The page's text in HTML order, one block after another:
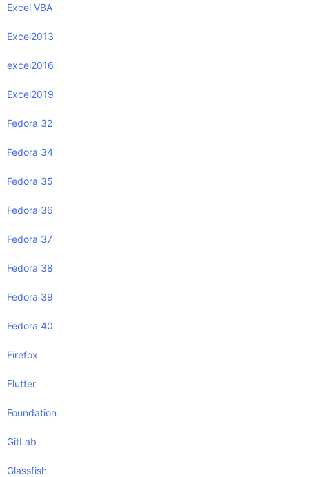
Excel VBA
Excel2013
excel2016
Excel2019
Fedora 32
Fedora 34
Fedora 35
Fedora 36
Fedora 37
Fedora 38
Fedora 39
Fedora 40
Firefox
Flutter
Foundation
GitLab
Glassfish